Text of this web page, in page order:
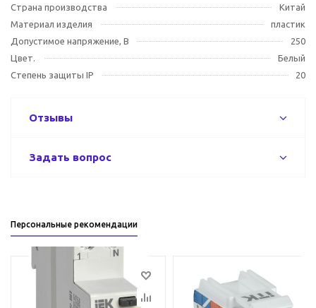
Страна производства
Китай
Материал изделия
пластик
Допустимое напряжение, В
250
Цвет.
Белый
Степень защиты IP
20
Отзывы
Задать вопрос
Персональные рекомендации